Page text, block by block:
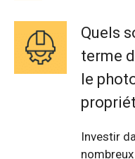
Quels
terme
le
Investir